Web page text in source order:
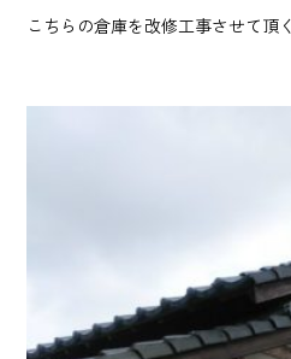
こちらの倉庫を改修工事させて頂